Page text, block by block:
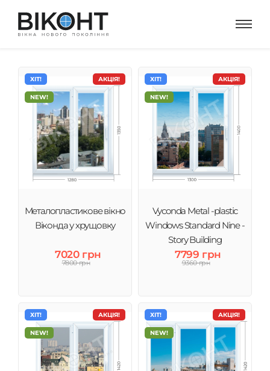
АКЦІЯ!
ХІТ!
NEW!
Металопластикове вікно
Віконда у хрущовку
7020 грн
7800 грн
АКЦІЯ!
ХІТ!
NEW!
Vyconda Metal -plastic
Windows Standard Nine -
Story Building
7799 грн
9360 грн
АКЦІЯ!
ХІТ!
NEW!
АКЦІЯ!
ХІТ!
NEW!